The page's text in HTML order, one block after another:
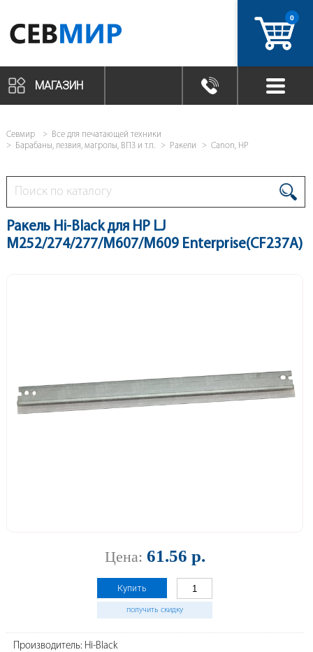
0
МАГАЗИН
Севмир
Все для печатающей техники
Барабаны, лезвия, магролы, ВПЗ и т.п.
Ракели Canon, HP
Ракель Hi-Black для HP LJ
M252/274/277/M607/M609 Enterprise(CF237A)
Цена: 61.56 р.
Купить
получить скидку
Производитель: Hi-Black